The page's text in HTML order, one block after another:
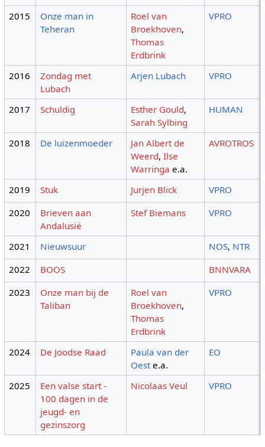
2015
Onze man in
Teheran
Roel van
Broekhoven,
Thomas
Erdbrink
VPRO
2016
Zondag met
Lubach
Arjen Lubach VPRO
2017 Schuldig Esther Gould,
Sarah Sylbing
HUMAN
2018 De luizenmoeder
Jan Albert de
Weerd,Ilse
Warringa e.a.
AVROTROS
2019 Stuk Jurjen Blick
VPRO
2020
Brieven aan
Andalusië
Stef Biemans VPRO
2021 Nieuwsuur NOS, NTR
2022
BOOS
BNNVARA
2023
Onze man bij de
Taliban
Roel van
Broekhoven,
Thomas
Erdbrink
VPRO
2024 De Joodse Raad
Paula van der
Oest e.a.
EO
2025
Een valse start -
100 dagen in de
jeugd- en
gezinszorg
Nicolaas Veul VPRO